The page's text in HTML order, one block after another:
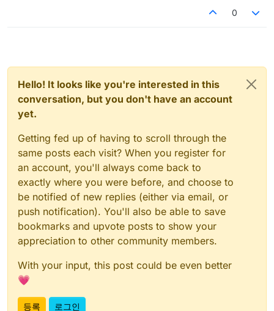
0
Hello! It looks like you're interested in this
conversation, but you don't have an account
yet.
Getting fed up of having to scroll through the
same posts each visit? When you register for
an account, you'll always come back to
exactly where you were before, and choose to
be notified of new replies (either via email, or
push notification). You'll also be able to save
bookmarks and upvote posts to show your
appreciation to other community members.
With your input, this post could be even better
💗
등록 로그인